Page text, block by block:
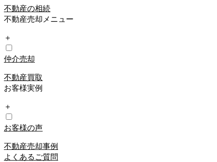
不動産の相続
不動産売却メニュー
＋
仲介売却
不動産買取
お客様実例
＋
お客様の声
不動産売却事例
よくあるご質問